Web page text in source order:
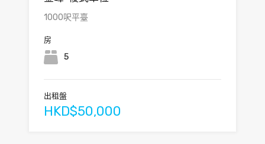
1000呎平臺
房
5
出租盤
HKD$50,000